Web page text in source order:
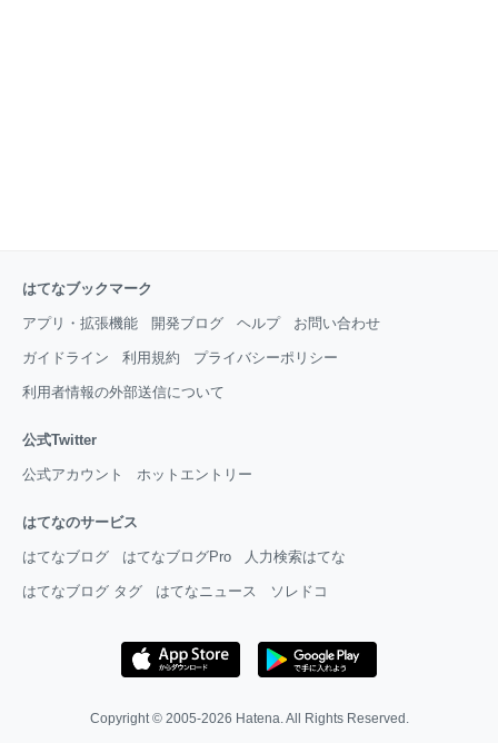
はてなブックマーク
アプリ・拡張機能 開発ブログ ヘルプ お問い合わせ
ガイドライン 利用規約 プライバシーポリシー
利用者情報の外部送信について
公式Twitter
公式アカウント ホットエントリー
はてなのサービス
はてなブログ はてなブログPro 人力検索はてな
はてなブログ タグ はてなニュース ソレドコ
Copyright © 2005-2026 Hatena. All Rights Reserved.